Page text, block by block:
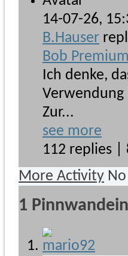
14-07-26,
B.Hauser
Bob
Ich denke,
Verwendung
Zur...
see more
112 replies |
More Activity
1